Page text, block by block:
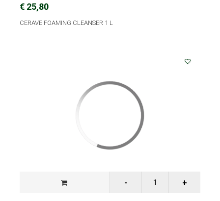
€ 25,80
CERAVE FOAMING CLEANSER 1 L